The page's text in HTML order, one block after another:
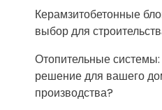
Керамзитобетонные
выбор для
Отопительные
решение для вашего
производства?